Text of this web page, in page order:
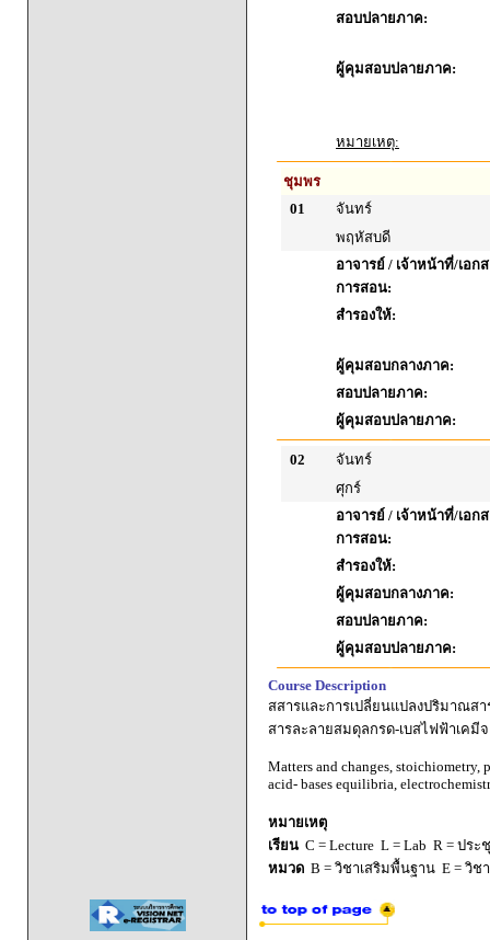
สอบปลายภาค:
ผู้คุมสอบปลายภาค:
หมายเหตุ:
ชุมพร
01
จันทร์
พฤหัสบดี
อาจารย์ / เจ้าหน้าที่/เอก
การสอน:
สำรองให้:
ผู้คุมสอบกลางภาค:
สอบปลายภาค:
ผู้คุมสอบปลายภาค:
02
จันทร์
ศุกร์
อาจารย์ / เจ้าหน้าที่/เอก
การสอน:
สำรองให้:
ผู้คุมสอบกลางภาค:
สอบปลายภาค:
ผู้คุมสอบปลายภาค:
Course Description
สสารและการเปลี่ยนแปลงปริมาณส
สารละลายสมดุลกรด-เบสไฟฟ้าเค
Matters and changes, stoichiometry,
acid- bases equilibria,
หมายเหตุ
เรียน C = Lecture L = Lab R = ประ
หมวด B = วิชาเสริมพื้นฐาน E = วิช